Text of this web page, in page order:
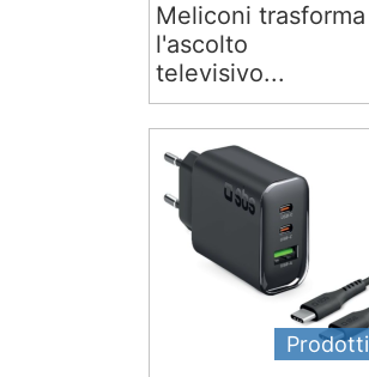
Meliconi trasforma
l'ascolto
televisivo...
Prodotti